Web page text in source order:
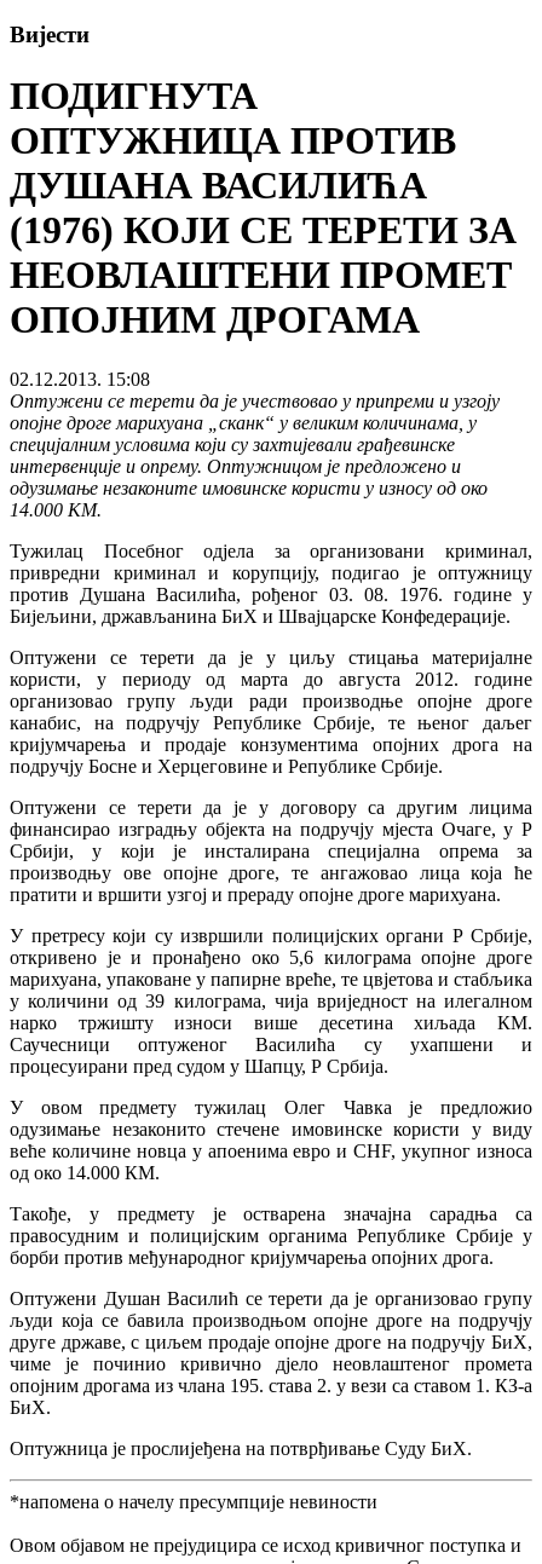
Вијести
ПОДИГНУТА
ОПТУЖНИЦА ПРОТИВ
ДУШАНА ВАСИЛИЋА
(1976) КОЈИ СЕ ТЕРЕТИ ЗА
НЕОВЛАШТЕНИ ПРОМЕТ
ОПОЈНИМ ДРОГАМА
02.12.2013. 15:08
Оптужени се терети да је учествовао у припреми и узгоју
опојне дроге марихуана „сканк“ у великим количинама, у
специјалним условима који су захтијевали грађевинске
интервенције и опрему. Оптужницом је предложено и
одузимање незаконите имовинске користи у износу од око
14.000 КМ.
Тужилац Посебног одјела за организовани криминал,
привредни криминал и корупцију, подигао је оптужницу
против Душана Василића, рођеног 03. 08. 1976. године у
Бијељини, држављанина БиХ и Швајцарске Конфедерације.
Оптужени се терети да је у циљу стицања материјалне
користи, у периоду од марта до августа 2012. године
организовао групу људи ради производње опојне дроге
канабис, на подручју Републике Србије, те њеног даљег
кријумчарења и продаје конзументима опојних дрога на
подручју Босне и Херцеговине и Републике Србије.
Оптужени се терети да је у договору са другим лицима
финансирао изградњу објекта на подручју мјеста Очаге, у Р
Србији, у који је инсталирана специјална опрема за
производњу ове опојне дроге, те ангажовао лица која ће
пратити и вршити узгој и прераду опојне дроге марихуана.
У претресу који су извршили полицијских органи Р Србије,
откривено је и пронађено око 5,6 килограма опојне дроге
марихуана, упаковане у папирне вреће, те цвјетова и стабљика
у количини од 39 килограма, чија вриједност на илегалном
нарко тржишту износи више десетина хиљада КМ.
Саучесници оптуженог Василића су ухапшени и
процесуирани пред судом у Шапцу, Р Србија.
У овом предмету тужилац Олег Чавка је предложио
одузимање незаконито стечене имовинске користи у виду
веће количине новца у апоенима евро и CHF, укупног износа
од око 14.000 КМ.
Такође, у предмету је остварена значајна сарадња са
правосудним и полицијским органима Републике Србије у
борби против међународног кријумчарења опојних дрога.
Оптужени Душан Василић се терети да је организовао групу
људи која се бавила производњом опојне дроге на подручју
друге државе, с циљем продаје опојне дроге на подручју БиХ,
чиме је починио кривично дјело неовлаштеног промета
опојним дрогама из члана 195. става 2. у вези са ставом 1. КЗ-а
БиХ.
Оптужница је прослијеђена на потврђивање Суду БиХ.
*напомена о начелу пресумпције невиности
Овом објавом не прејудицира се исход кривичног поступка и